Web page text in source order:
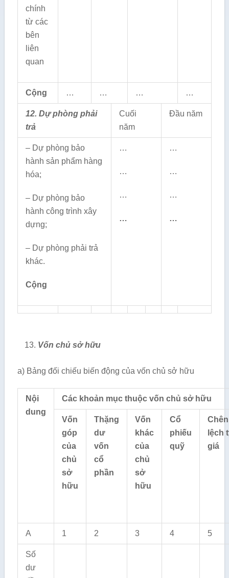
chính
từ các
bên
liên
quan
Cộng … … … …
12. Dự phòng phải
trả
Cuối
năm
Đầu năm
– Dự phòng bảo
hành sản phẩm hàng
hóa;
– Dự phòng bảo
hành công trình xây
dựng;
– Dự phòng phải trả
khác.
Cộng
…
…
…
…
…
…
…
…
Vốn chủ sở hữu
a) Bảng đối chiếu biến động của vốn chủ sở hữu
Nội
dung
Các khoản mục thuộc vốn chủ sở hữu
Vốn
góp
của
chủ
sở
hữu
Thặng
dư
vốn
cổ
phần
Vốn
khác
của
chủ
sở
hữu
Cổ
phiếu
quỹ
lệch
giá
A 1 2 3 4 5
Số
dư